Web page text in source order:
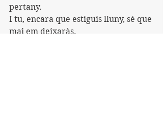
pertany.
I tu, encara que estiguis lluny, sé que
mai em deixaràs.